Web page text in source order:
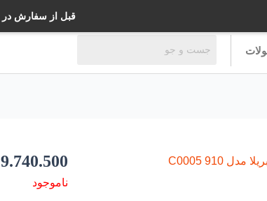
قبل از سفارش در
9.740.500
ناموجود